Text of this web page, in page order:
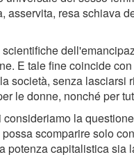
resa schiava
E tale fine coincide
società, senza lasciarsi
le donne, nonché per
la
scomparire solo
potenza capitalistica sia